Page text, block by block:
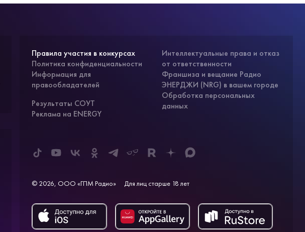
Правила участия в конкурсах
Политика конфиденциальности
Информация для
правообладателей
Результаты СОУТ
Реклама на ENERGY
Интеллектуальные права и отказ
от ответственности
Франшиза и вещание Радио
ЭНЕРДЖИ (NRG) в вашем городе
Обработка персональных
данных
© 2026, ООО «ГПМ Радио» Для лиц старше 18 лет